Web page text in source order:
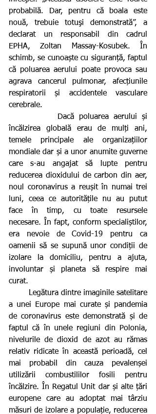
probabilă. Dar, pentru că boala este
nouă, trebuie totuşi demonstrată”, a
declarat un responsabil din cadrul
EPHA, Zoltan Massay-Kosubek. În
schimb, se cunoaște cu siguranță, faptul
că poluarea aerului poate provoca sau
agrava cancerul pulmonar, afecțiunile
respiratorii și accidentele vasculare
cerebrale.
încălzirea globală erau de mulți ani,
temele principale ale organizațiilor
mondiale dar și a unor anumite guverne
care s-au angajat să lupte pentru
reducerea dioxidului de carbon din aer,
noul coronavirus a reușit în numai trei
luni, ceea ce autoritățile nu au putut
face în timp, cu toate resursele
necesare. În fapt, conform specialiștilor,
era nevoie de Covid-19 pentru ca
oamenii să se supună unor condiții de
izolare la domiciliu, pentru a ajuta,
involuntar și planeta să respire mai
curat.
a unei Europe mai curate și pandemia
de coronavirus este demonstrată și de
faptul că în unele regiuni din Polonia,
nivelurile de dioxid de azot au rămas
relativ ridicate în această perioadă, cel
mai probabil din cauza pevalenșei
utilizării combustililor fosili pentru
încălzire. În Regatul Unit dar și alte țări
europene care au adoptat mai târziu
măsuri de izolare a populație, reducerea